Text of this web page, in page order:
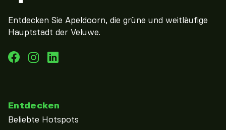
Entdecken Sie Apeldoorn, die grüne und weitläufige
Hauptstadt der Veluwe.
Entdecken
Beliebte Hotspots